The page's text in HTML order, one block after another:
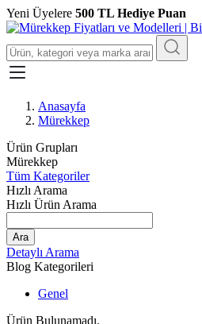
Yeni Üyelere 500 TL Hediye Puan
Anasayfa
Mürekkep
Ürün Grupları
Mürekkep
Tüm Kategoriler
Hızlı Arama
Hızlı Ürün Arama
Ara
Detaylı Arama
Blog Kategorileri
Genel
Ürün Bulunamadı.